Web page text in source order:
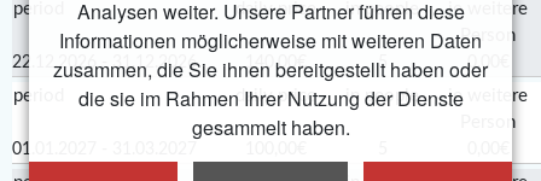
Analysen weiter. Unsere Partner führen diese
Informationen möglicherweise mit weiteren Daten
zusammen, die Sie ihnen bereitgestellt haben oder
die sie im Rahmen Ihrer Nutzung der Dienste
gesammelt haben.
period daily price in people
je weitere
Person
22.12.2026 - 31.12.2026 140,00€ 5 0,00€
period daily price in people
je weitere
Person
01.01.2027 - 31.03.2027